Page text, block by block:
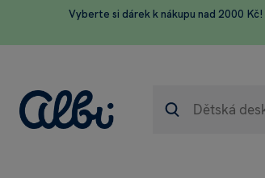
Vyberte si dárek k nákupu nad 2000 Kč!